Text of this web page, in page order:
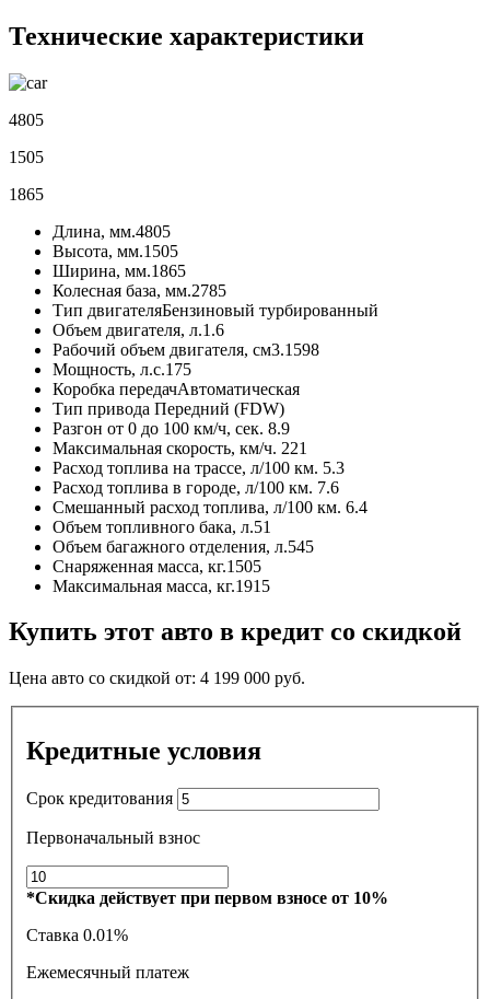
Технические характеристики
4805
1505
1865
Длина, мм.4805
Высота, мм.1505
Ширина, мм.1865
Колесная база, мм.2785
Тип двигателяБензиновый турбированный
Объем двигателя, л.1.6
Рабочий объем двигателя, см3.1598
Мощность, л.с.175
Коробка передачАвтоматическая
Тип привода Передний (FDW)
Разгон от 0 до 100 км/ч, сек. 8.9
Максимальная скорость, км/ч. 221
Расход топлива на трассе, л/100 км. 5.3
Расход топлива в городе, л/100 км. 7.6
Смешанный расход топлива, л/100 км. 6.4
Объем топливного бака, л.51
Объем багажного отделения, л.545
Снаряженная масса, кг.1505
Максимальная масса, кг.1915
Купить этот авто в кредит со скидкой
Цена авто со скидкой от: 4 199 000 руб.
Кредитные условия
Срок кредитования
Первоначальный взнос
*Скидка действует при первом взносе от 10%
Ставка 0.01%
Ежемесячный платеж